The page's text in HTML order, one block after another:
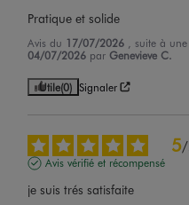
Pratique et solide
Avis du 17/07/2026
, suite à
04/07/2026 par Genevieve C.
Utile(0) Signaler
5/
Avis vérifié et récompensé
je suis trés satisfaite